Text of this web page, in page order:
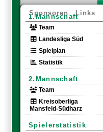
Sponsoren Links
1.Mannschaft
Team
Landesliga Süd
Spielplan
Statistik
2.Mannschaft
Team
Kreisoberliga
Mansfeld-Südharz
Spielerstatistik